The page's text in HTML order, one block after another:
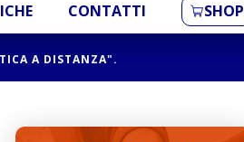
CONTATTI SHOP
A DISTANZA".